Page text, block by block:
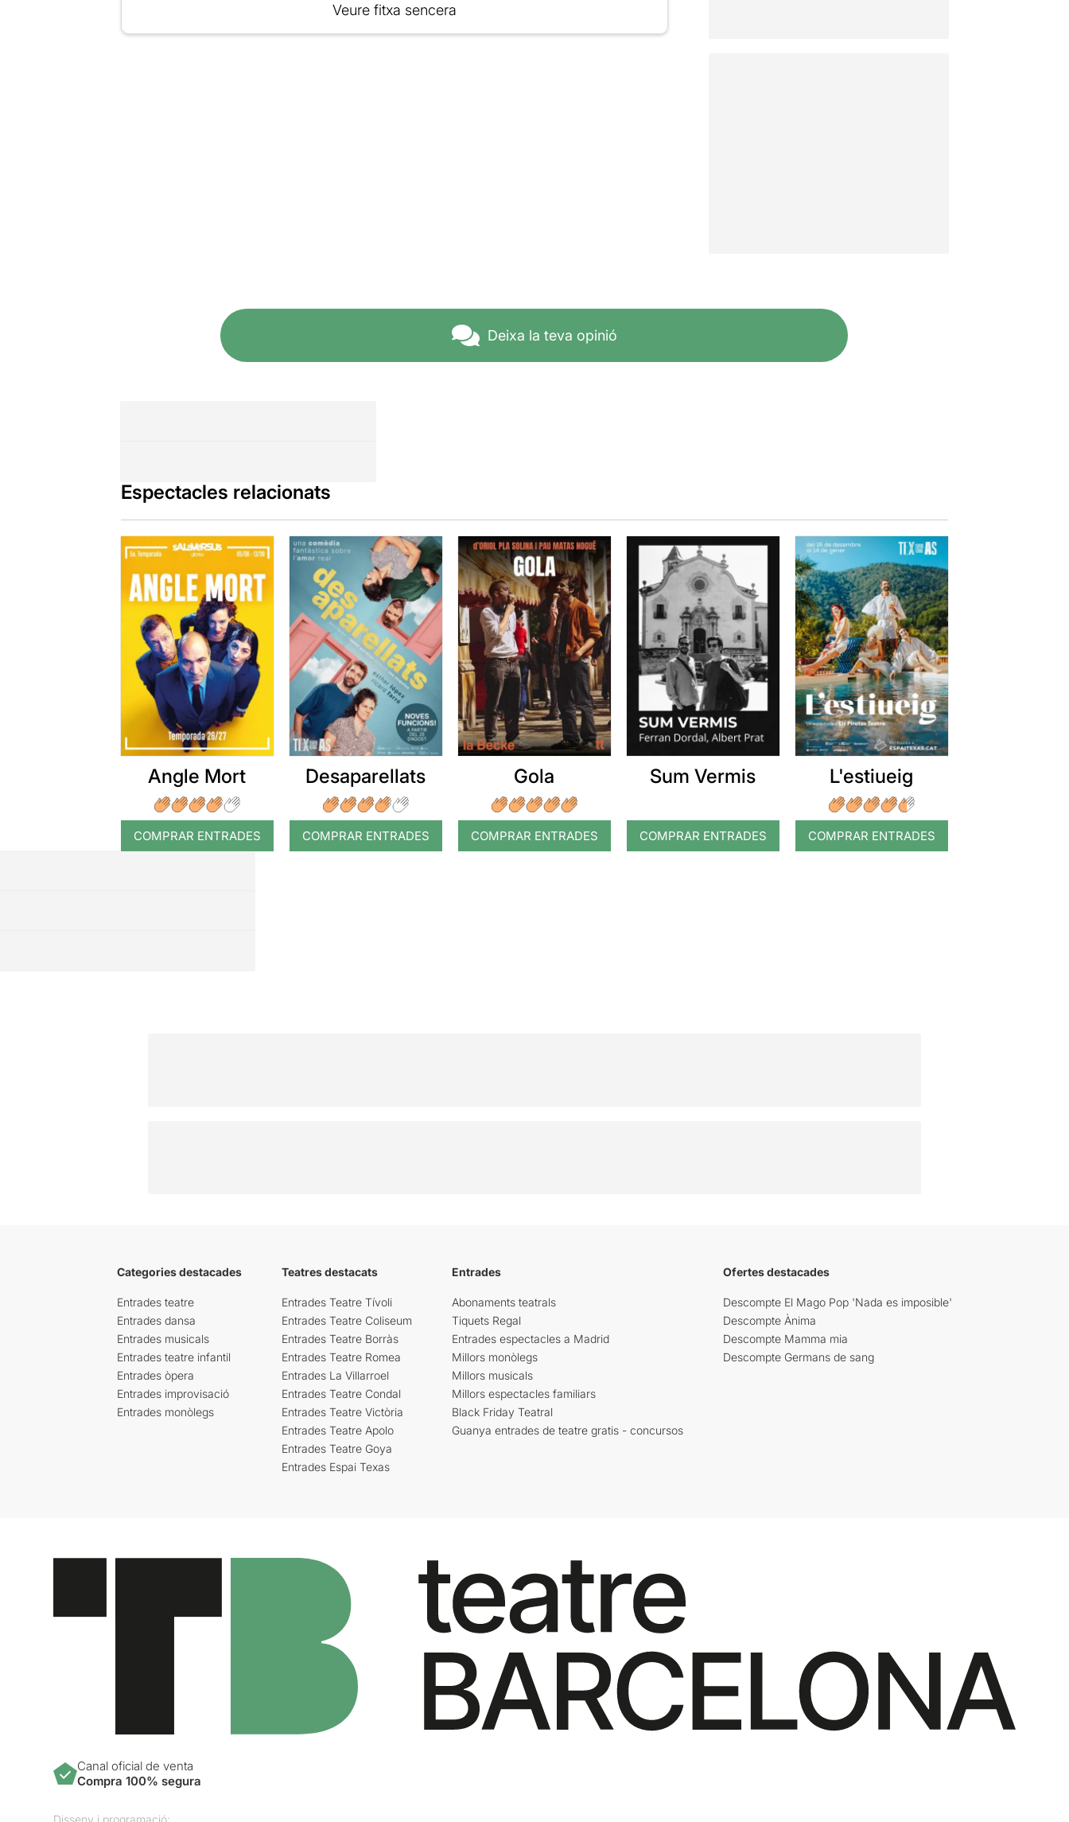
Veure fitxa sencera
Deixa la teva opinió
Espectacles relacionats
Angle Mort
COMPRAR ENTRADES
Desaparellats
COMPRAR ENTRADES
Gola
COMPRAR ENTRADES
Sum Vermis
COMPRAR ENTRADES
L'estiueig
COMPRAR ENTRADES
Categories destacades
Entrades teatre
Entrades dansa
Entrades musicals
Entrades teatre infantil
Entrades òpera
Entrades improvisació
Entrades monòlegs
Teatres destacats
Entrades Teatre Tívoli
Entrades Teatre Coliseum
Entrades Teatre Borràs
Entrades Teatre Romea
Entrades La Villarroel
Entrades Teatre Condal
Entrades Teatre Victòria
Entrades Teatre Apolo
Entrades Teatre Goya
Entrades Espai Texas
Entrades
Abonaments teatrals
Tiquets Regal
Entrades espectacles a Madrid
Millors monòlegs
Millors musicals
Millors espectacles familiars
Black Friday Teatral
Guanya entrades de teatre gratis - concursos
Ofertes destacades
Descompte El Mago Pop 'Nada es imposible'
Descompte Ànima
Descompte Mamma mia
Descompte Germans de sang
Canal oficial de venta
Compra 100% segura
Disseny i programació: